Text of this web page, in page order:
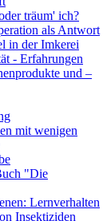
träum' ich?
als Antwort
in der Imkerei
- Erfahrungen
und –
mit wenigen
"Die
Lernverhalten
Insektiziden